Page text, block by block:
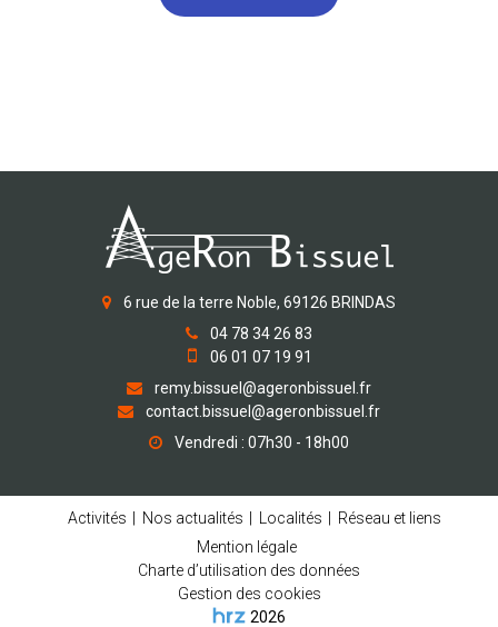
6 rue de la terre Noble, 69126 BRINDAS
04 78 34 26 83
06 01 07 19 91
remy.bissuel@ageronbissuel.fr
contact.bissuel@ageronbissuel.fr
Vendredi : 07h30 - 18h00
Activités Nos actualités Localités
Réseau et liens
Mention légale
Charte d’utilisation des données
Gestion des cookies
2026